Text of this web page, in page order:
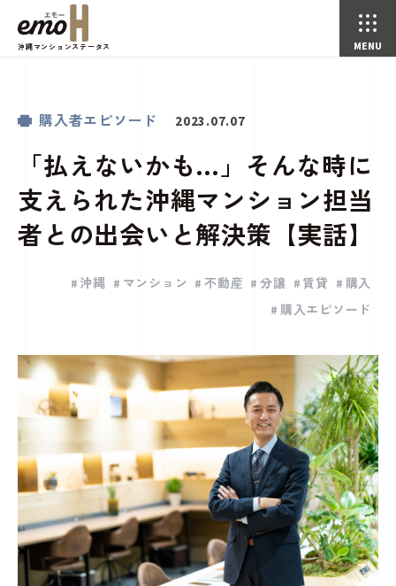
沖縄マンションステータス
トップページ
ことことじかん(コラム)
購入者エピソード
「払えないかも…」そんな時に支えられた沖縄マンション担当者との出会いと解決策【実話】
購入者エピソード 2023.07.07
「払えないかも…」そんな時に
支えられた沖縄マンション担当
者との出会いと解決策【実話】
沖縄 マンション 不動産 分譲 賃貸
購入
購入エピソード